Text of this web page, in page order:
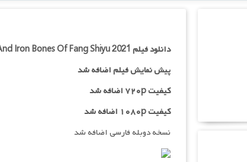
دانلود فیلم Iron Bones Of Fang Shiyu 2021
پیش نمایش فیلم اضافه شد
کیفیت ۷۲۰p اضافه شد
کیفیت ۱۰۸۰p اضافه شد
نسخه دوبله فارسی اضافه شد